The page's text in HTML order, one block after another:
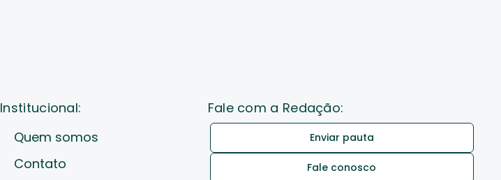
Institucional:
Quem somos
Contato
Fale com a Redação:
Enviar pauta
Fale conosco